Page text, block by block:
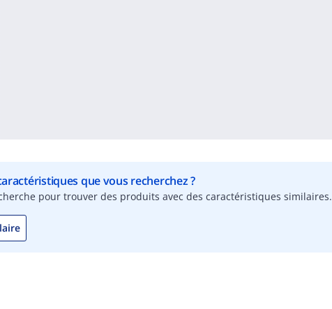
que vous recherchez ?
pour trouver des produits avec des caractéristiques similaires.